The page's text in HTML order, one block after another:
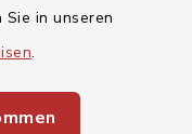
in unseren
.